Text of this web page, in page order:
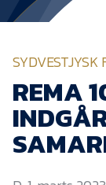
REMA